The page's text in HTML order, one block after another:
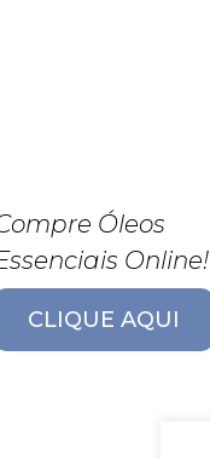
Óleos
Online!
CLIQUE AQUI